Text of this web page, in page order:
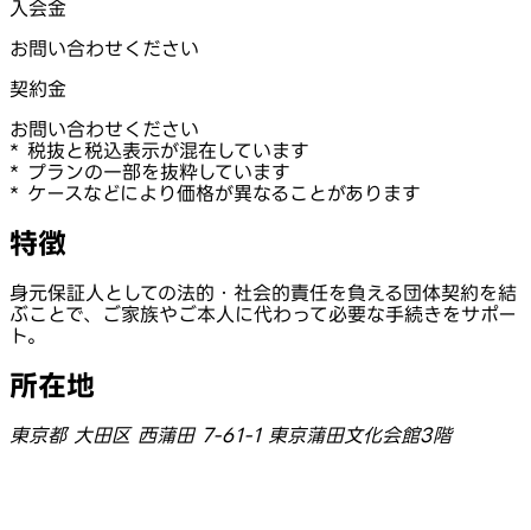
入会金
お問い合わせください
契約金
お問い合わせください
* 税抜と税込表示が混在しています
* プランの一部を抜粋しています
* ケースなどにより価格が異なることがあります
特徴
身元保証人としての法的・社会的責任を負える団体契約を結
ぶことで、ご家族やご本人に代わって必要な手続きをサポー
ト。
所在地
東京都 大田区 西蒲田 7-61-1 東京蒲田文化会館3階